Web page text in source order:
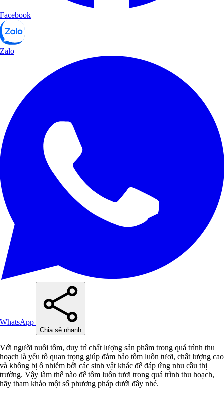
Facebook
Zalo
WhatsApp
Chia sẻ nhanh
Với người nuôi tôm, duy trì chất lượng sản phẩm trong quá trình thu
hoạch là yếu tố quan trọng giúp đảm bảo tôm luôn tươi, chất lượng cao
và không bị ô nhiễm bởi các sinh vật khác để đáp ứng nhu cầu thị
trường. Vậy làm thế nào để tôm luôn tươi trong quá trình thu hoạch,
hãy tham khảo một số phương pháp dưới đây nhé.